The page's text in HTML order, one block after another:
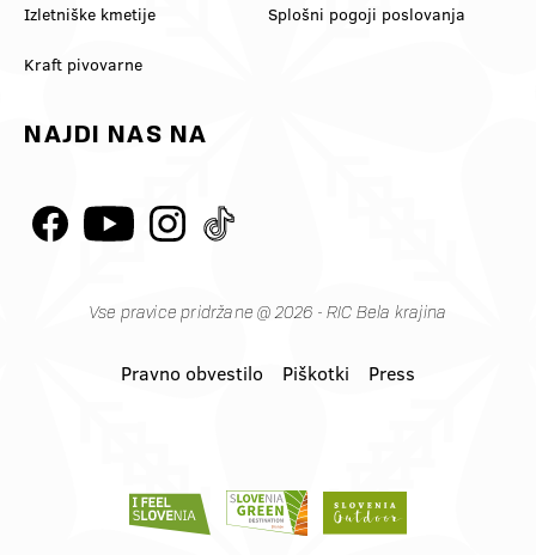
Izletniške kmetije
Kraft pivovarne
Splošni pogoji poslovanja
NAJDI NAS NA
Vse pravice pridržane @ 2026 - RIC Bela krajina
Pravno obvestilo Piškotki Press